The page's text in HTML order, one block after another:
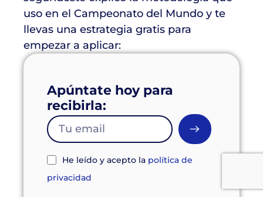
uso en el Campeonato del Mundo y te
llevas una estrategia gratis para
empezar a aplicar:
Apúntate hoy para
recibirla:
He leído y acepto la política de
privacidad